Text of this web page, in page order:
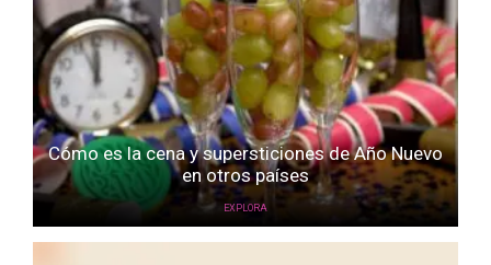
Cómo es la cena y supersticiones de Año Nuevo
en otros países
EXPLORA